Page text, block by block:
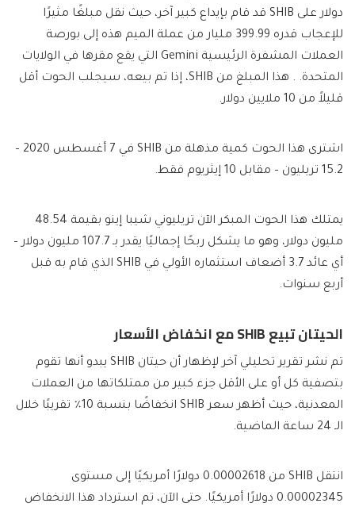
دولار على SHIB قد قام بإيداع كبير آخر، حيث نقل مبلغًا مثيرًا
للإعجاب قدره 399.99 مليار من عملة الميم هذه إلى بورصة
العملات المشفرة الرئيسية Gemini التي يقع مقرها في الولايات
المتحدة. . هذا المبلغ من SHIB، إذا تم بيعه، سيجلب الحوت أقل
قليلاً من 10 ملايين دولار.
اشترى هذا الحوت كمية مذهلة من SHIB في 7 أغسطس 2020 –
15.2 تريليون – مقابل 10 إيثريوم فقط.
يمتلك هذا الحوت المبكر الآن تريليوني شيبا إينو بقيمة 48.54
مليون دولار، وهو ما يشكل ربحًا إجماليًا يقدر بـ 107.7 مليون دولار –
أي عائد 3.7 أضعاف استثماره الأولي في SHIB الذي قام به قبل
أربع سنوات.
الحيتان تبيع SHIB مع انخفاض الأسعار
تم نشر تقرير تحليلي آخر لإظهار أن حيتان SHIB يبدو أنها تقوم
بتصفية كل أو على الأقل جزء كبير من ممتلكاتها من العملات
المعدنية، حيث أظهر سعر SHIB انخفاضًا بنسبة 10٪ تقريبًا خلال
الـ 24 ساعة الماضية.
انتقل SHIB من 0.00002618 دولارًا أمريكيًا إلى مستوى
0.00002345 دولارًا أمريكيًا. حتى الآن، تم استرداد هذا الانخفاض